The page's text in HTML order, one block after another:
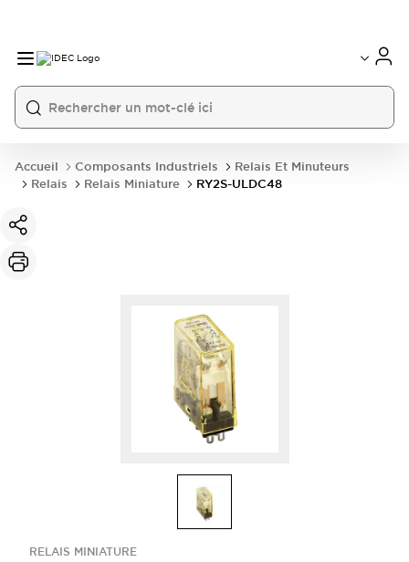
Accueil Composants Industriels
Relais Et Minuteurs
Relais
Relais Miniature RY2S-ULDC48
RELAIS MINIATURE